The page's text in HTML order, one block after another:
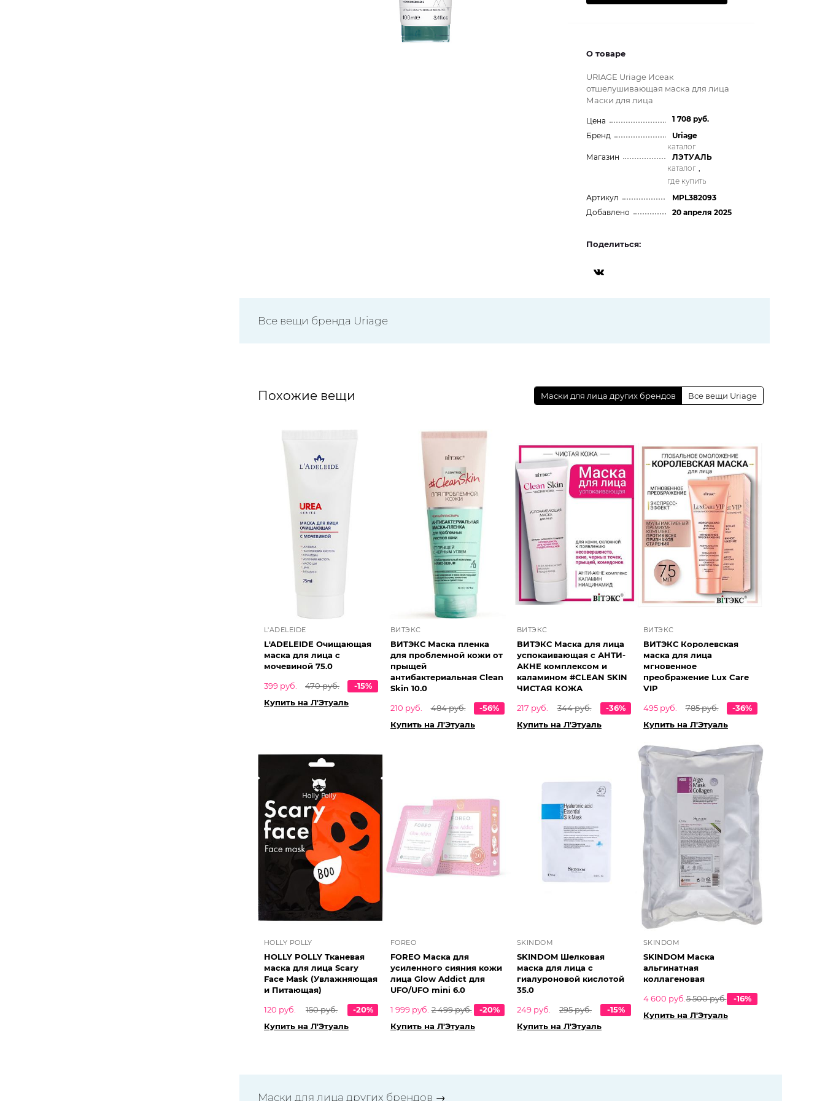
О товаре
URIAGE Uriage Исеак
отшелушивающая маска для лица
Маски для лица
Цена
1 708 руб.
Бренд
Uriage
каталог
Магазин
ЛЭТУАЛЬ
каталог ,
где купить
Артикул
MPL382093
Добавлено
20 апреля 2025
Поделиться:
Все вещи бренда Uriage
Похожие вещи Маски для лица других брендов Все вещи Uriage
L'ADELEIDE
L'ADELEIDE Очищающая
маска для лица с
мочевиной 75.0
399 руб.
470 руб.
-15%
Купить на Л'Этуаль
ВИТЭКС
ВИТЭКС Маска пленка
для проблемной кожи от
прыщей
антибактериальная Clean
Skin 10.0
210 руб.
484 руб.
-56%
Купить на Л'Этуаль
ВИТЭКС
ВИТЭКС Маска для лица
успокаивающая с АНТИ-
АКНЕ комплексом и
каламином #CLEAN SKIN
ЧИСТАЯ КОЖА
217 руб.
344 руб.
-36%
Купить на Л'Этуаль
ВИТЭКС
ВИТЭКС Королевская
маска для лица
мгновенное
преображение Lux Care
VIP
495 руб.
785 руб.
-36%
Купить на Л'Этуаль
HOLLY POLLY
HOLLY POLLY Тканевая
маска для лица Scary
Face Mask (Увлажняющая
и Питающая)
120 руб.
150 руб.
-20%
Купить на Л'Этуаль
FOREO
FOREO Маска для
усиленного сияния кожи
лица Glow Addict для
UFO/UFO mini 6.0
1 999 руб. 2 499 руб.
-20%
Купить на Л'Этуаль
SKINDOM
SKINDOM Шелковая
маска для лица с
гиалуроновой кислотой
35.0
249 руб.
295 руб.
-15%
Купить на Л'Этуаль
SKINDOM
SKINDOM Маска
альгинатная
коллагеновая
4 600 руб. 5 500 руб.
-16%
Купить на Л'Этуаль
Маски для лица других брендов →